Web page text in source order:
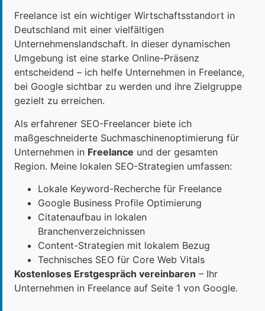
Freelance ist ein wichtiger Wirtschaftsstandort in
Deutschland mit einer vielfältigen
Unternehmenslandschaft. In dieser dynamischen
Umgebung ist eine starke Online-Präsenz
entscheidend – ich helfe Unternehmen in Freelance,
bei Google sichtbar zu werden und ihre Zielgruppe
gezielt zu erreichen.
Als erfahrener SEO-Freelancer biete ich
maßgeschneiderte Suchmaschinenoptimierung für
Unternehmen in Freelance und der gesamten
Region. Meine lokalen SEO-Strategien umfassen:
Lokale Keyword-Recherche für Freelance
Google Business Profile Optimierung
Citatenaufbau in lokalen
Branchenverzeichnissen
Content-Strategien mit lokalem Bezug
Technisches SEO für Core Web Vitals
Kostenloses Erstgespräch vereinbaren – Ihr
Unternehmen in Freelance auf Seite 1 von Google.